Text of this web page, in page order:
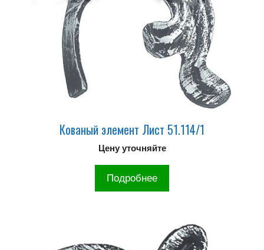
Кованый элемент Лист 51.114/1
Цену уточняйте
Подробнее